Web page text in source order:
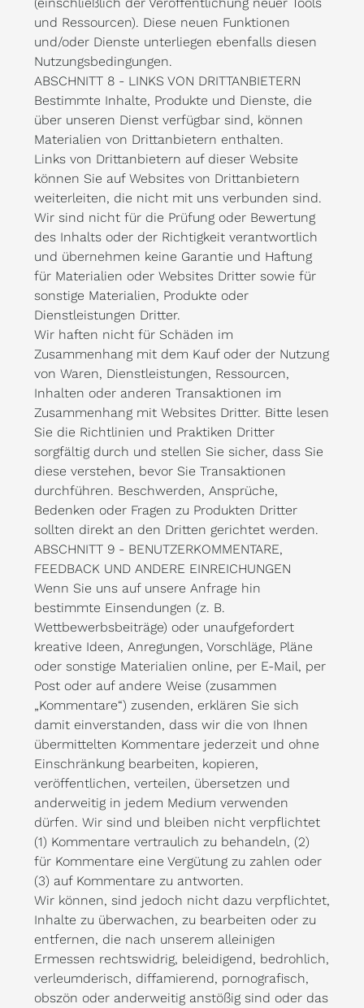
und Ressourcen). Diese neuen Funktionen
und/oder Dienste unterliegen ebenfalls diesen
Nutzungsbedingungen.
ABSCHNITT 8 - LINKS VON DRITTANBIETERN
Bestimmte Inhalte, Produkte und Dienste, die
über unseren Dienst verfügbar sind, können
Materialien von Drittanbietern enthalten.
Links von Drittanbietern auf dieser Website
können Sie auf Websites von Drittanbietern
weiterleiten, die nicht mit uns verbunden sind.
Wir sind nicht für die Prüfung oder Bewertung
des Inhalts oder der Richtigkeit verantwortlich
und übernehmen keine Garantie und Haftung
für Materialien oder Websites Dritter sowie für
sonstige Materialien, Produkte oder
Dienstleistungen Dritter.
Wir haften nicht für Schäden im
Zusammenhang mit dem Kauf oder der Nutzung
von Waren, Dienstleistungen, Ressourcen,
Inhalten oder anderen Transaktionen im
Zusammenhang mit Websites Dritter. Bitte lesen
Sie die Richtlinien und Praktiken Dritter
sorgfältig durch und stellen Sie sicher, dass Sie
diese verstehen, bevor Sie Transaktionen
durchführen. Beschwerden, Ansprüche,
Bedenken oder Fragen zu Produkten Dritter
sollten direkt an den Dritten gerichtet werden.
ABSCHNITT 9 - BENUTZERKOMMENTARE,
FEEDBACK UND ANDERE EINREICHUNGEN
Wenn Sie uns auf unsere Anfrage hin
bestimmte Einsendungen (z. B.
Wettbewerbsbeiträge) oder unaufgefordert
kreative Ideen, Anregungen, Vorschläge, Pläne
oder sonstige Materialien online, per E-Mail, per
Post oder auf andere Weise (zusammen
„Kommentare“) zusenden, erklären Sie sich
damit einverstanden, dass wir die von Ihnen
übermittelten Kommentare jederzeit und ohne
Einschränkung bearbeiten, kopieren,
veröffentlichen, verteilen, übersetzen und
anderweitig in jedem Medium verwenden
dürfen. Wir sind und bleiben nicht verpflichtet
(1) Kommentare vertraulich zu behandeln, (2)
für Kommentare eine Vergütung zu zahlen oder
(3) auf Kommentare zu antworten.
Wir können, sind jedoch nicht dazu verpflichtet,
Inhalte zu überwachen, zu bearbeiten oder zu
entfernen, die nach unserem alleinigen
Ermessen rechtswidrig, beleidigend, bedrohlich,
verleumderisch, diffamierend, pornografisch,
obszön oder anderweitig anstößig sind oder das